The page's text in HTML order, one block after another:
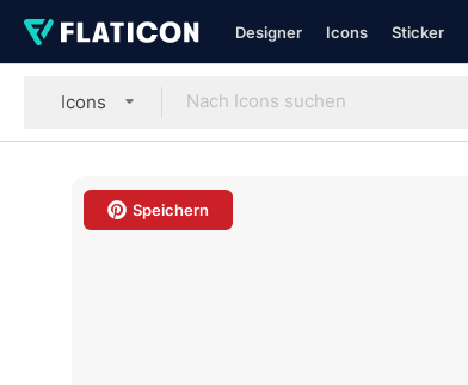
Designer Icons Sticker
Icons
Speichern